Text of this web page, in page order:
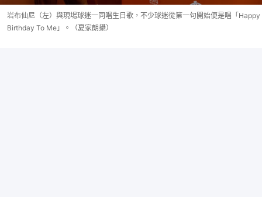
岩布仙尼（左）與現場球迷一同唱生日歌，不少球迷從第一句開始便是唱「Happy
Birthday To Me」。（夏家朗攝）